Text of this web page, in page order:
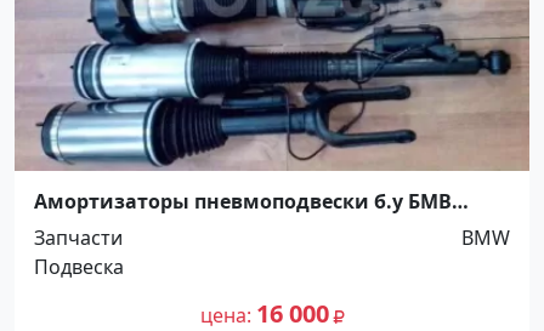
Амортизаторы пневмоподвески б.у БМВ
Краснодар Краснодар
Запчасти
BMW
Подвеска
цена 16 000